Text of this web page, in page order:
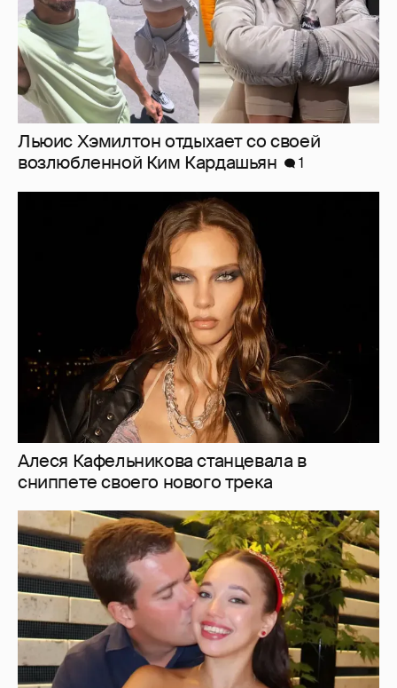
Льюис Хэмилтон отдыхает со своей
возлюбленной Ким Кардашьян
1
Алеся Кафельникова станцевала в
сниппете своего нового трека